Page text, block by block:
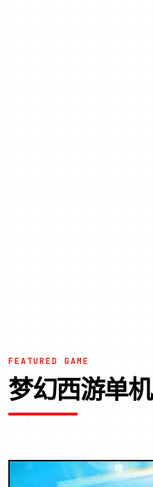
FEATURED GAME
梦幻西游单机